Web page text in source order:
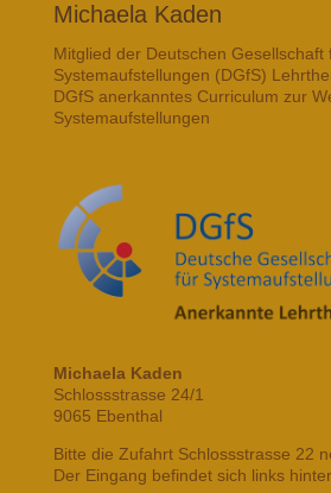
Michaela Kaden
Mitglied der Deutschen Gesellschaft
Systemaufstellungen (DGfS)
DGfS anerkanntes Curriculum zur
Systemaufstellungen
Michaela Kaden
Schlossstrasse 24/1
9065 Ebenthal
Bitte die Zufahrt Schlossstrasse 22
Der Eingang befindet sich links